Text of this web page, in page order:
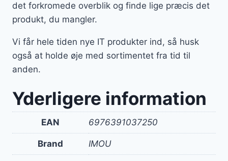
det forkromede overblik og finde lige præcis det
produkt, du mangler.
Vi får hele tiden nye IT produkter ind, så husk
også at holde øje med sortimentet fra tid til
anden.
Yderligere information
EAN 6976391037250
Brand IMOU